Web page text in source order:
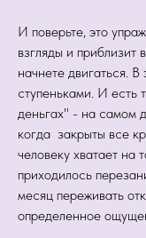
И поверьте, это
взгляды и приблизит
начнете двигаться.
ступеньками. И есть
деньгах" - на самом
когда закрыты все
человеку хватает на
приходилось
месяц переживать
определенное